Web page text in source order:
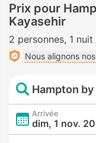
Prix pour
Kayasehir
2 personnes 1 nuit
Nous alignons
Hampton
Arrivée
dim, 1 nov.